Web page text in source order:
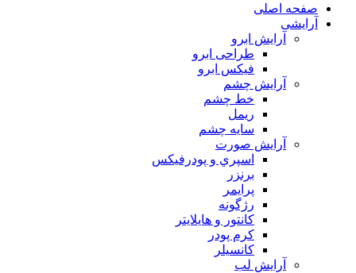
صفحه اصلی
آرایشی
آرايش ابرو
طراحی ابرو
فیکس ابرو
آرايش چشم
خط چشم
ريمل
سايه چشم
آرايش صورت
اسپري و پودرفيكس
برنزر
پرايمر
رژگونه
كانتور و هايلايتر
كرم پودر
كانسيلر
آرايش لب